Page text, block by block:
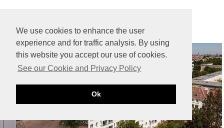
We use cookies to enhance the user
experience and for traffic analysis. By using
this website you accept our use of cookies.
See our Cookie and Privacy Policy
Ok